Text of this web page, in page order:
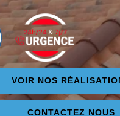
VOIR NOS
CONTACTEZ NOUS